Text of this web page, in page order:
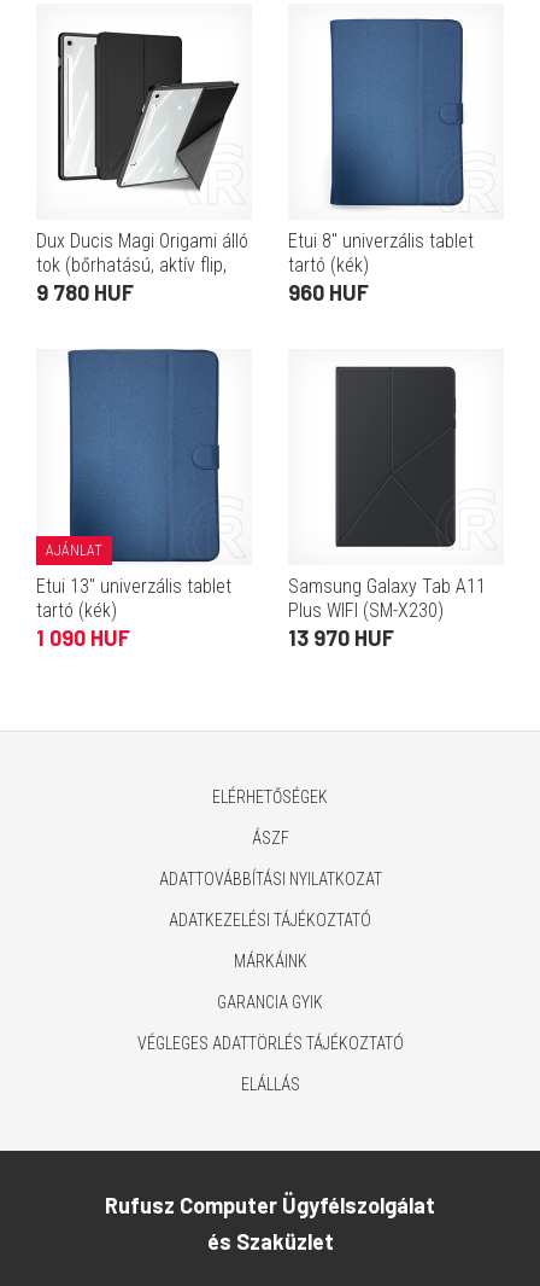
Dux Ducis Magi Origami álló
tok (bőrhatású, aktív flip,
oldalra nyíló, trifold, asztali
9 780 HUF
Etui 8" univerzális tablet
tartó (kék)
960 HUF
AJÁNLAT
Etui 13" univerzális tablet
tartó (kék)
1 090 HUF
Samsung Galaxy Tab A11
Plus WIFI (SM-X230)
samsung tok álló, bőr
13 970 HUF
ELÉRHETŐSÉGEK
ÁSZF
ADATTOVÁBBÍTÁSI NYILATKOZAT
ADATKEZELÉSI TÁJÉKOZTATÓ
MÁRKÁINK
GARANCIA GYIK
VÉGLEGES ADATTÖRLÉS TÁJÉKOZTATÓ
ELÁLLÁS
Rufusz Computer Ügyfélszolgálat
és Szaküzlet